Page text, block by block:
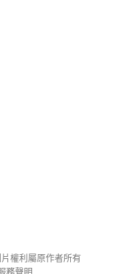
權利屬原作者所有
務聲明